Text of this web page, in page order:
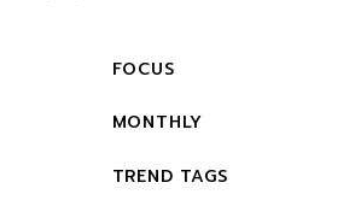
FOCUS
MONTHLY
TREND TAGS